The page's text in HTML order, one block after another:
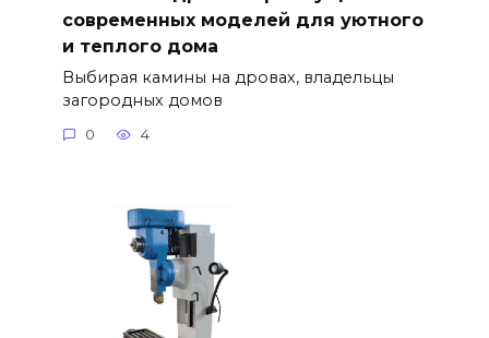
современных моделей для уютного
и теплого дома
Выбирая камины на дровах, владельцы
загородных домов
0 4